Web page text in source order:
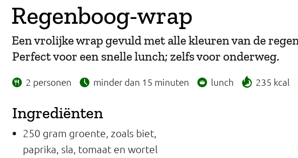
Regenboog-wrap
Een vrolijke wrap gevuld met alle kleuren van de
Perfect voor een snelle lunch; zelfs voor onderweg.
2 personen minder dan 15 minuten lunch 235 kcal
Ingrediënten
250 gram groente, zoals biet,
paprika, sla, tomaat en wortel